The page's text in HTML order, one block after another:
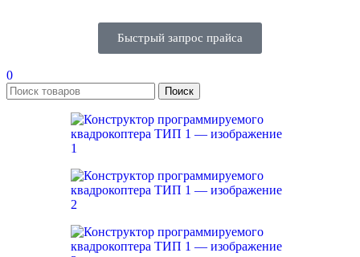
Быстрый запрос прайса
0
Поиск